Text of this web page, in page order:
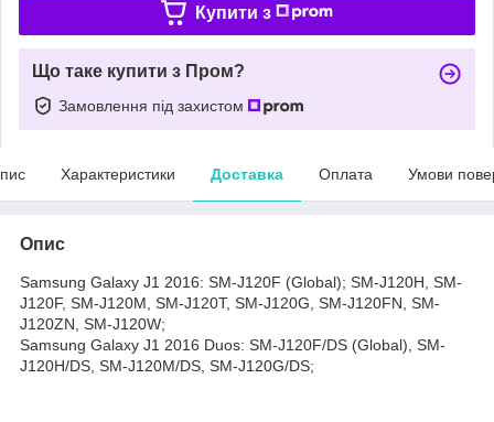
Купити з
Що таке купити з Пром?
Замовлення під захистом
Характеристики Доставка Оплата Умови
Опис
Samsung Galaxy J1 2016: SM-J120F (Global); SM-J120H, SM-
J120F, SM-J120M, SM-J120T, SM-J120G, SM-J120FN, SM-
J120ZN, SM-J120W;
Samsung Galaxy J1 2016 Duos: SM-J120F/DS (Global), SM-
J120H/DS, SM-J120M/DS, SM-J120G/DS;